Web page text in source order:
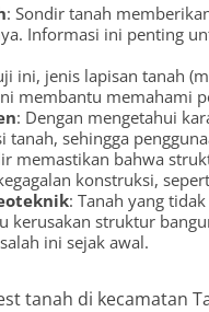
: Sondir tanah
Informasi ini penting
ini, jenis lapisan tanah
membantu memahami
: Dengan mengetahui
tanah, sehingga
memastikan bahwa
konstruksi,
: Tanah yang
kerusakan struktur
ini sejak awal.
tanah di kecamatan